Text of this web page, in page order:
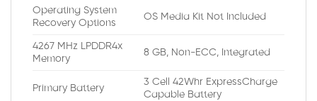
Operating System
Recovery Options
OS Media Kit Not Included
4267 MHz LPDDR4x
Memory
8 GB, Non-ECC, Integrated
Primary Battery
3 Cell 42Whr ExpressCharge
Capable Battery